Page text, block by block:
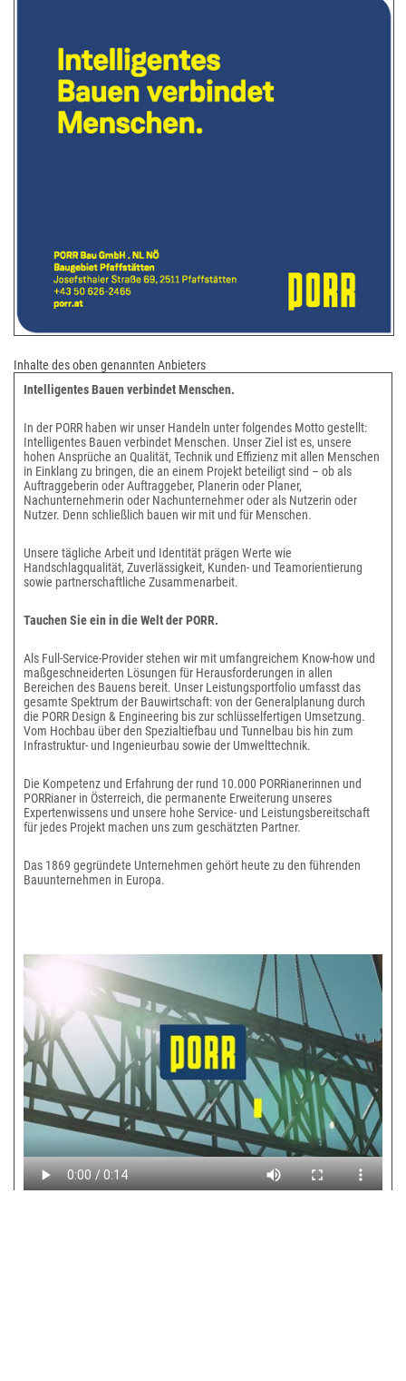
Inhalte des oben genannten Anbieters
Intelligentes Bauen verbindet Menschen.
In der PORR haben wir unser Handeln unter folgendes Motto gestellt:
Intelligentes Bauen verbindet Menschen. Unser Ziel ist es, unsere
hohen Ansprüche an Qualität, Technik und Effizienz mit allen Menschen
in Einklang zu bringen, die an einem Projekt beteiligt sind – ob als
Auftraggeberin oder Auftraggeber, Planerin oder Planer,
Nachunternehmerin oder Nachunternehmer oder als Nutzerin oder
Nutzer. Denn schließlich bauen wir mit und für Menschen.
Unsere tägliche Arbeit und Identität prägen Werte wie
Handschlagqualität, Zuverlässigkeit, Kunden- und Teamorientierung
sowie partnerschaftliche Zusammenarbeit.
Tauchen Sie ein in die Welt der PORR.
Als Full-Service-Provider stehen wir mit umfangreichem Know-how und
maßgeschneiderten Lösungen für Herausforderungen in allen
Bereichen des Bauens bereit. Unser Leistungsportfolio umfasst das
gesamte Spektrum der Bauwirtschaft: von der Generalplanung durch
die PORR Design & Engineering bis zur schlüsselfertigen Umsetzung.
Vom Hochbau über den Spezialtiefbau und Tunnelbau bis hin zum
Infrastruktur- und Ingenieurbau sowie der Umwelttechnik.
Die Kompetenz und Erfahrung der rund 10.000 PORRianerinnen und
PORRianer in Österreich, die permanente Erweiterung unseres
Expertenwissens und unsere hohe Service- und Leistungsbereitschaft
für jedes Projekt machen uns zum geschätzten Partner.
Das 1869 gegründete Unternehmen gehört heute zu den führenden
Bauunternehmen in Europa.